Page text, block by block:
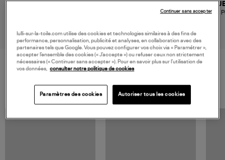
Sac Pepito M Cuir Léo
Sac
lulli-sur-la-toile.com utilise des cookies et technologies similaires à des fins de
performance, personnalisation, publicité et analyses, en collaboration avec des
partenaires tels que Google. Vous pouvez configurer vos choix via « Paramétrer »,
accepter l’ensemble des cookies (« J’accepte ») ou refuser ceux non strictement
nécessaires (« Continuer sans accepter »). Pour en savoir plus sur l’utilisation de
vos données, consulter notre politique de cookies
Paramètres des cookies Autoriser tous les cookies
Continuer sans accepter